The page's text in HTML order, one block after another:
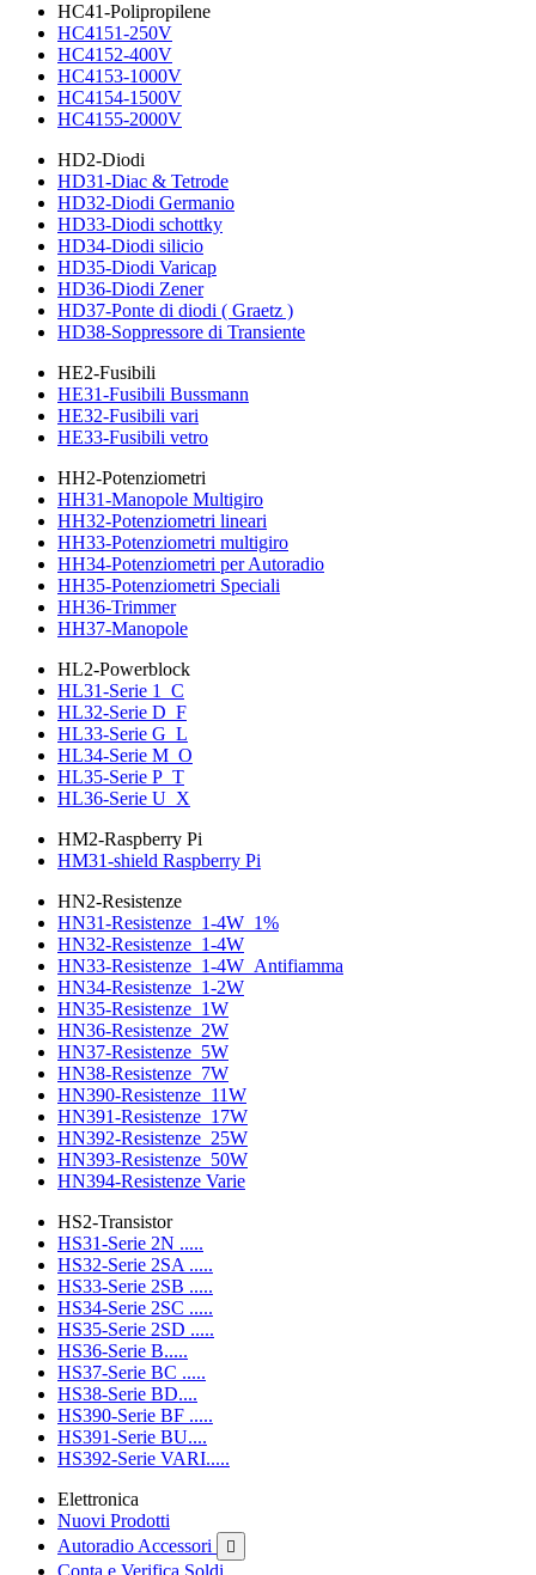
HC41-Polipropilene
HC4151-250V
HC4152-400V
HC4153-1000V
HC4154-1500V
HC4155-2000V
HD2-Diodi
HD31-Diac & Tetrode
HD32-Diodi Germanio
HD33-Diodi schottky
HD34-Diodi silicio
HD35-Diodi Varicap
HD36-Diodi Zener
HD37-Ponte di diodi ( Graetz )
HD38-Soppressore di Transiente
HE2-Fusibili
HE31-Fusibili Bussmann
HE32-Fusibili vari
HE33-Fusibili vetro
HH2-Potenziometri
HH31-Manopole Multigiro
HH32-Potenziometri lineari
HH33-Potenziometri multigiro
HH34-Potenziometri per Autoradio
HH35-Potenziometri Speciali
HH36-Trimmer
HH37-Manopole
HL2-Powerblock
HL31-Serie 1_C
HL32-Serie D_F
HL33-Serie G_L
HL34-Serie M_O
HL35-Serie P_T
HL36-Serie U_X
HM2-Raspberry Pi
HM31-shield Raspberry Pi
HN2-Resistenze
HN31-Resistenze_1-4W_1%
HN32-Resistenze_1-4W
HN33-Resistenze_1-4W_Antifiamma
HN34-Resistenze_1-2W
HN35-Resistenze_1W
HN36-Resistenze_2W
HN37-Resistenze_5W
HN38-Resistenze_7W
HN390-Resistenze_11W
HN391-Resistenze_17W
HN392-Resistenze_25W
HN393-Resistenze_50W
HN394-Resistenze Varie
HS2-Transistor
HS31-Serie 2N .....
HS32-Serie 2SA .....
HS33-Serie 2SB .....
HS34-Serie 2SC .....
HS35-Serie 2SD .....
HS36-Serie B.....
HS37-Serie BC .....
HS38-Serie BD....
HS390-Serie BF .....
HS391-Serie BU....
HS392-Serie VARI.....
Elettronica
Nuovi Prodotti
Autoradio Accessori

Conta e Verifica Soldi